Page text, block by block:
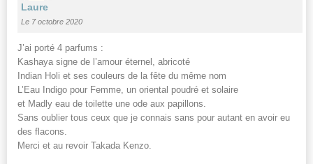
Laure
Le 7 octobre 2020
J’ai porté 4 parfums :
Kashaya signe de l’amour éternel, abricoté
Indian Holi et ses couleurs de la fête du même nom
L’Eau Indigo pour Femme, un oriental poudré et solaire
et Madly eau de toilette une ode aux papillons.
Sans oublier tous ceux que je connais sans pour autant en avoir eu
des flacons.
Merci et au revoir Takada Kenzo.